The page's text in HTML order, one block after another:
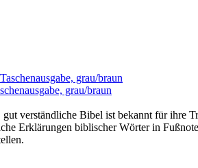
grau/braun
verständliche Bibel ist bekannt für ihre
Erklärungen biblischer Wörter in